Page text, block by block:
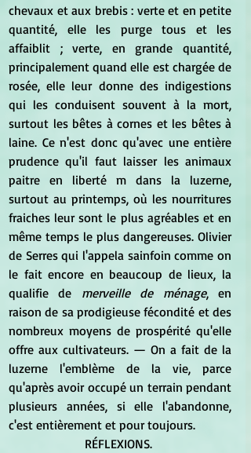
chevaux et aux brebis : verte et en petite
quantité, elle les purge tous et les
affaiblit ; verte, en grande quantité,
principalement quand elle est chargée de
rosée, elle leur donne des indigestions
qui les conduisent souvent à la mort,
surtout les bêtes à cornes et les bêtes à
laine. Ce n'est donc qu'avec une entière
prudence qu'il faut laisser les animaux
paitre en liberté m dans la luzerne,
surtout au printemps, où les nourritures
fraiches leur sont le plus agréables et en
même temps le plus dangereuses. Olivier
de Serres qui l'appela sainfoin comme on
le fait encore en beaucoup de lieux, la
qualifie de merveille de ménage, en
raison de sa prodigieuse fécondité et des
nombreux moyens de prospérité qu'elle
offre aux cultivateurs. — On a fait de la
luzerne l'emblème de la vie, parce
qu'après avoir occupé un terrain pendant
plusieurs années, si elle l'abandonne,
c'est entièrement et pour toujours.
RÉFLEXIONS.